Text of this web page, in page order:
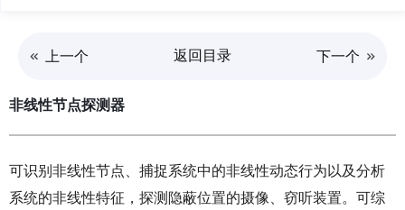
上一个 返回目录 下一个
非线性节点探测器
可识别非线性节点、捕捉系统中的非线性动态行为以及分析
系统的非线性特征，探测隐蔽位置的摄像、窃听装置。可综